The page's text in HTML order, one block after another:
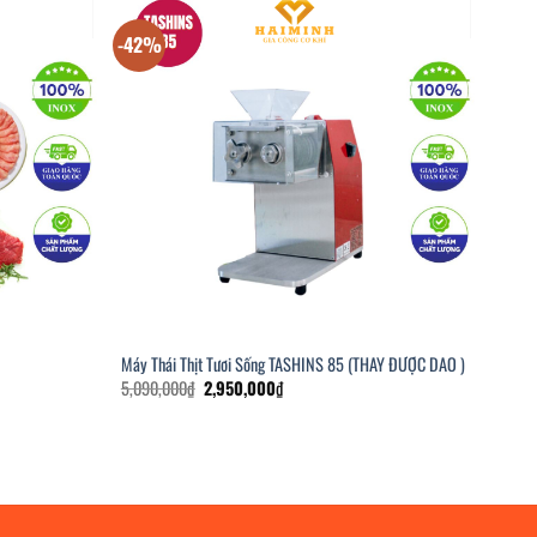
-42%
Máy Thái Thịt Tươi Sống TASHINS 85 (THAY ĐƯỢC DAO )
5,090,000₫ Giá
gốc
2,950,000₫Giá